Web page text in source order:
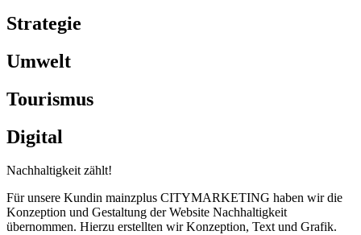
Strategie
Umwelt
Tourismus
Digital
Nachhaltigkeit zählt!
Für unsere Kundin mainzplus CITYMARKETING haben wir die
Konzeption und Gestaltung der Website Nachhaltigkeit
übernommen. Hierzu erstellten wir Konzeption, Text und Grafik.